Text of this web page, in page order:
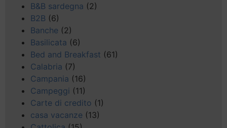
B&B sardegna (2)
B2B (6)
Banche (2)
Basilicata (6)
Bed and Breakfast (61)
Calabria (7)
Campania (16)
Campeggi (11)
Carte di credito (1)
casa vacanze (13)